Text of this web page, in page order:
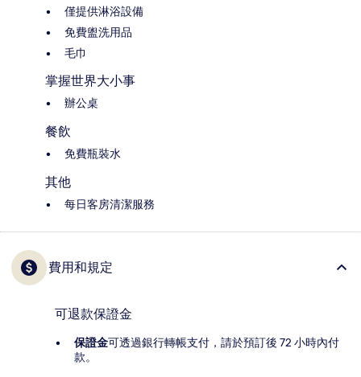
僅提供淋浴設備
免費盥洗用品
毛巾
掌握世界大小事
辦公桌
餐飲
免費瓶裝水
其他
每日客房清潔服務
費用和規定
可退款保證金
保證金可透過銀行轉帳支付，請於預訂後 72 小時內付
款。